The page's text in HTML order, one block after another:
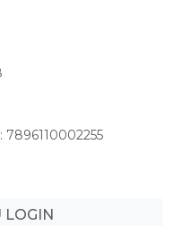
LOGIN